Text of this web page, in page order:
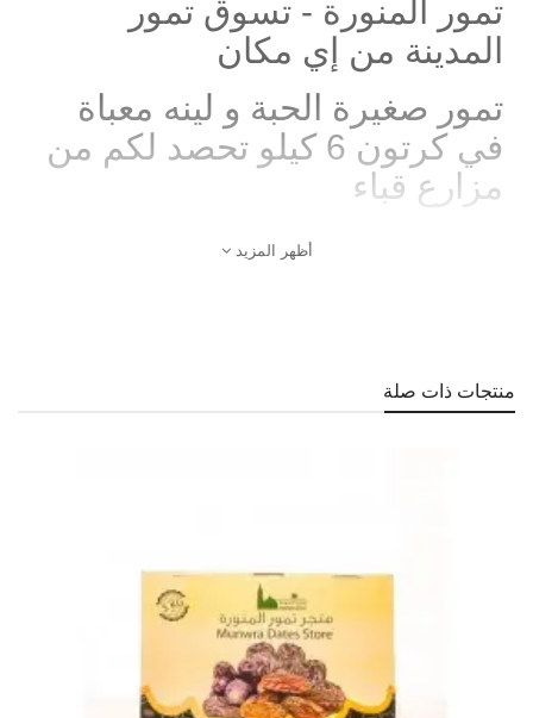
تمور المنورة - تسوق تمور
المدينة من إي مكان
تمور صغيرة الحبة و لينه معباة
في كرتون 6 كيلو تحصد لكم من
مزارع قباء
أظهر المزيد
منتجات ذات صلة